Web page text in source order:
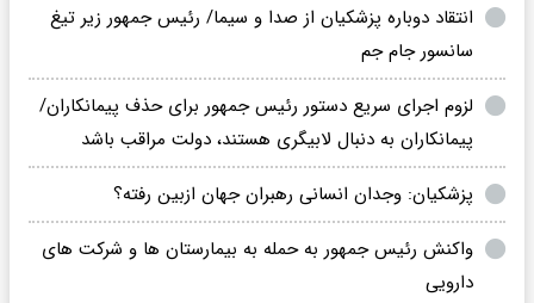
انتقاد دوباره پزشکیان از صدا و سیما/ رئیس جمهور زیر تیغ
سانسور جام جم
لزوم اجرای سریع دستور رئیس جمهور برای حذف پیمانکاران/
پیمانکاران به دنبال لابیگری هستند، دولت مراقب باشد
پزشکیان: وجدان انسانی رهبران جهان ازبین رفته؟
واکنش رئیس جمهور به حمله به بیمارستان ها و شرکت های
دارویی